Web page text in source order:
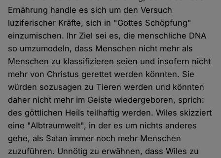
Ernährung handle es sich um den Versuch
luziferischer Kräfte, sich in "Gottes Schöpfung"
einzumischen. Ihr Ziel sei es, die menschliche DNA
so umzumodeln, dass Menschen nicht mehr als
Menschen zu klassifizieren seien und insofern nicht
mehr von Christus gerettet werden könnten. Sie
würden sozusagen zu Tieren werden und könnten
daher nicht mehr im Geiste wiedergeboren, sprich:
des göttlichen Heils teilhaftig werden. Wiles skizziert
eine "Albtraumwelt", in der es um nichts anderes
gehe, als Satan immer noch mehr Menschen
zuzuführen. Unnötig zu erwähnen, dass Wiles zu